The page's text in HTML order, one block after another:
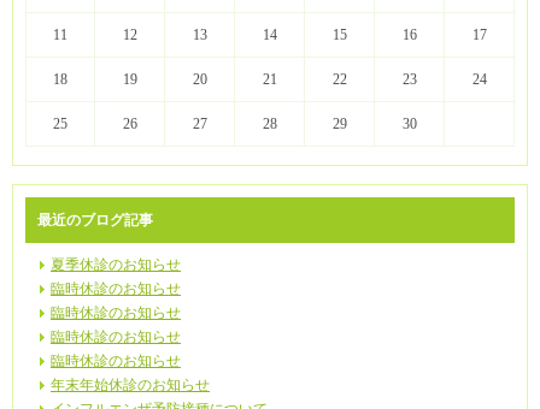
11 12 13 14 15 16 17
18 19 20 21 22 23 24
25 26 27 28 29 30
最近のブログ記事
夏季休診のお知らせ
臨時休診のお知らせ
臨時休診のお知らせ
臨時休診のお知らせ
臨時休診のお知らせ
年末年始休診のお知らせ